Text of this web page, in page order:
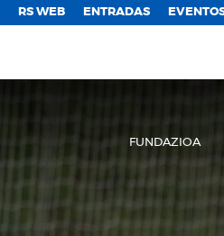
RS WEB ENTRADAS
FUNDAZIOA